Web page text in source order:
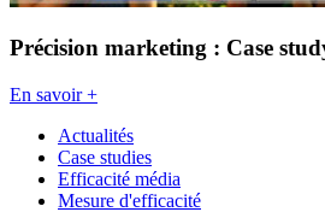
Précision marketing : Case
En savoir +
Actualités
Case studies
Efficacité média
Mesure d'efficacité